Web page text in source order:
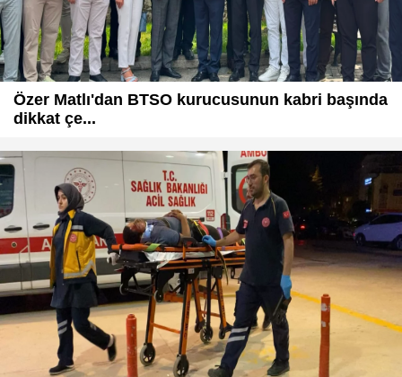
Özer Matlı'dan BTSO kurucusunun kabri başında
dikkat çe...